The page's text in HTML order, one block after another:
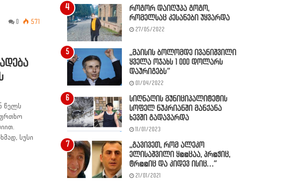
0 571
წელს
სუსი
როგორ დაიღუპა გოგო,
რომელსაც კესანები უყვარდა
27/05/2022
,,მაისის ბოლომდე ივანიშვილი
ყველა ოჯახს 1 000 დოლარს
დაურიგებს”
01/04/2022
სიღნაღის მუნიციპალიტეტის
სოფელ ნუკრიანში მანქანა
ხევში გადავარდა
11/01/2023
,,გავივეთ, რომ ალეკო
ელისაშვილი ყ@@ცაა, პრ@ჭიც,
ტრ@@იც და კიდევ ისიც…”
21/01/2021